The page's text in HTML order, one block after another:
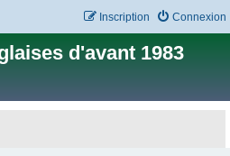
Connexion
Inscription
d'avant 1983